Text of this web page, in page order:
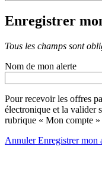
Enregistrer
Tous les champs sont
Nom de mon alerte
Pour recevoir les offres
électronique et la valider
rubrique « Mon compte »
AnnulerEnregistrer mon